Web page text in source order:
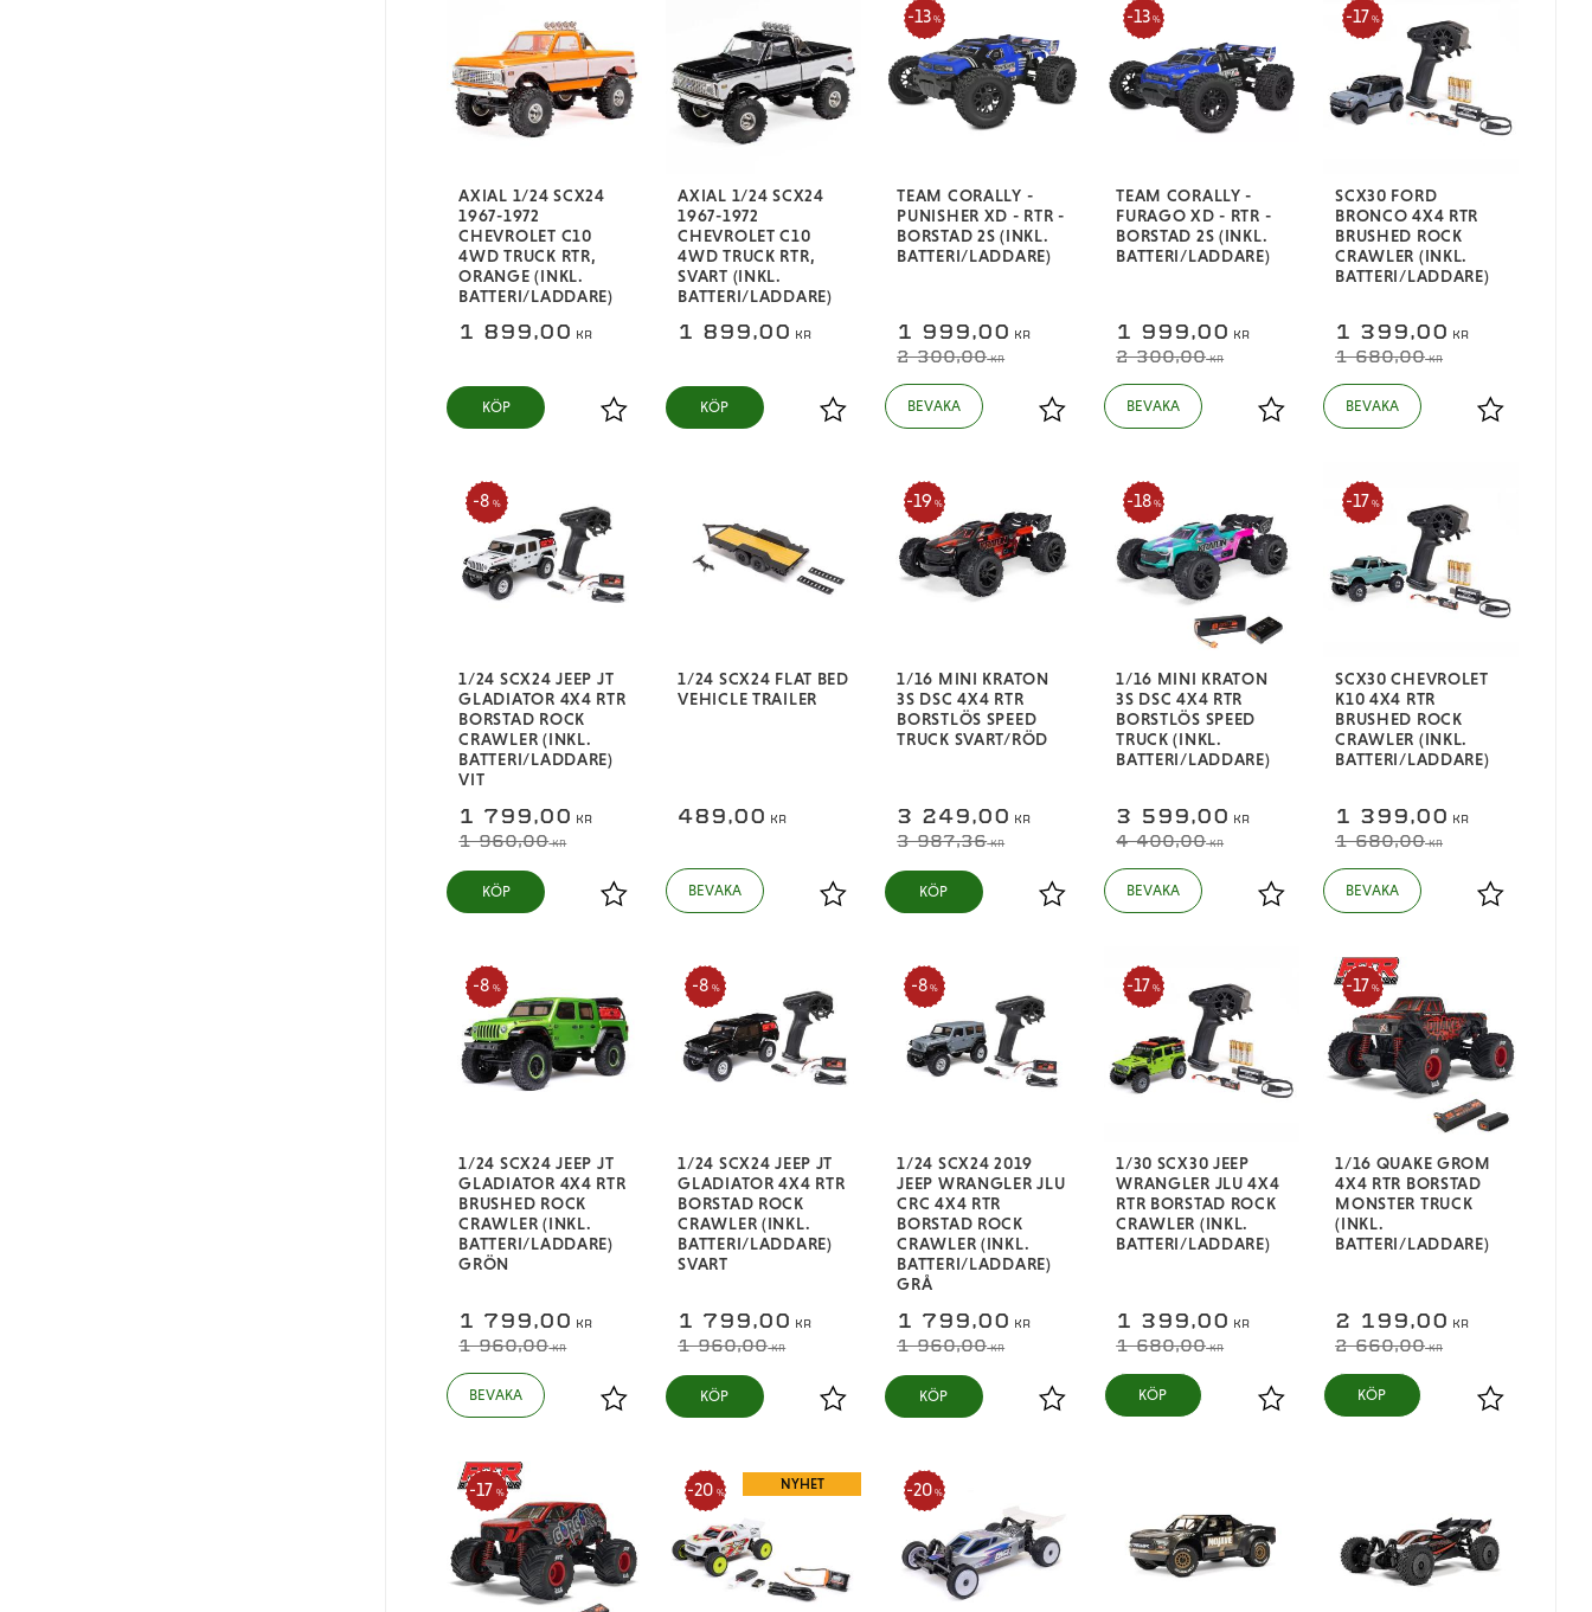
AXIAL 1/24 SCX24
1967-1972
CHEVROLET C10
4WD TRUCK RTR,
ORANGE (INKL.
BATTERI/LADDARE)
1 899,00 KR
Lägg till i favoriter
KÖP
AXIAL 1/24 SCX24
1967-1972
CHEVROLET C10
4WD TRUCK RTR,
SVART (INKL.
BATTERI/LADDARE)
1 899,00 KR
Lägg till i favoriter
KÖP
TEAM CORALLY -
PUNISHER XD - RTR -
BORSTAD 2S (INKL.
BATTERI/LADDARE)
1 999,00 KR
2 300,00KR
13 %
Lägg till i favoriter
TEAM CORALLY -
FURAGO XD - RTR -
BORSTAD 2S (INKL.
BATTERI/LADDARE)
1 999,00 KR
2 300,00KR
13 %
Lägg till i favoriter
SCX30 FORD
BRONCO 4X4 RTR
BRUSHED ROCK
CRAWLER (INKL.
BATTERI/LADDARE)
1 399,00 KR
1 680,00KR
17 %
Lägg till i
1/24 SCX24 JEEP JT
GLADIATOR 4X4 RTR
BORSTAD ROCK
CRAWLER (INKL.
BATTERI/LADDARE)
VIT
1 799,00 KR
1 960,00KR
8 %
Lägg till i favoriter
KÖP
1/24 SCX24 FLAT BED
VEHICLE TRAILER
489,00 KR
Lägg till i favoriter
1/16 MINI KRATON
3S DSC 4X4 RTR
BORSTLÖS SPEED
TRUCK SVART/RÖD
3 249,00 KR
3 987,36KR
19 %
Lägg till i favoriter
KÖP
1/16 MINI KRATON
3S DSC 4X4 RTR
BORSTLÖS SPEED
TRUCK (INKL.
BATTERI/LADDARE)
3 599,00 KR
4 400,00KR
18 %
Lägg till i favoriter
SCX30 CHEVROLET
K10 4X4 RTR
BRUSHED ROCK
CRAWLER (INKL.
BATTERI/LADDARE)
1 399,00 KR
1 680,00KR
17 %
Lägg till i
1/24 SCX24 JEEP JT
GLADIATOR 4X4 RTR
BRUSHED ROCK
CRAWLER (INKL.
BATTERI/LADDARE)
GRÖN
1 799,00 KR
1 960,00KR
8 %
Lägg till i favoriter
1/24 SCX24 JEEP JT
GLADIATOR 4X4 RTR
BORSTAD ROCK
CRAWLER (INKL.
BATTERI/LADDARE)
SVART
1 799,00 KR
1 960,00KR
8 %
Lägg till i favoriter
KÖP
1/24 SCX24 2019
JEEP WRANGLER JLU
CRC 4X4 RTR
BORSTAD ROCK
CRAWLER (INKL.
BATTERI/LADDARE)
GRÅ
1 799,00 KR
1 960,00KR
8 %
Lägg till i favoriter
KÖP
1/30 SCX30 JEEP
WRANGLER JLU 4X4
RTR BORSTAD ROCK
CRAWLER (INKL.
BATTERI/LADDARE)
1 399,00 KR
1 680,00KR
17 %
Lägg till i favoriter
1/16 QUAKE GROM
4X4 RTR BORSTAD
MONSTER TRUCK
(INKL.
BATTERI/LADDARE)
2 199,00 KR
2 660,00KR
17 %
Lägg till i
17 % 20 %
NYHET 20 %